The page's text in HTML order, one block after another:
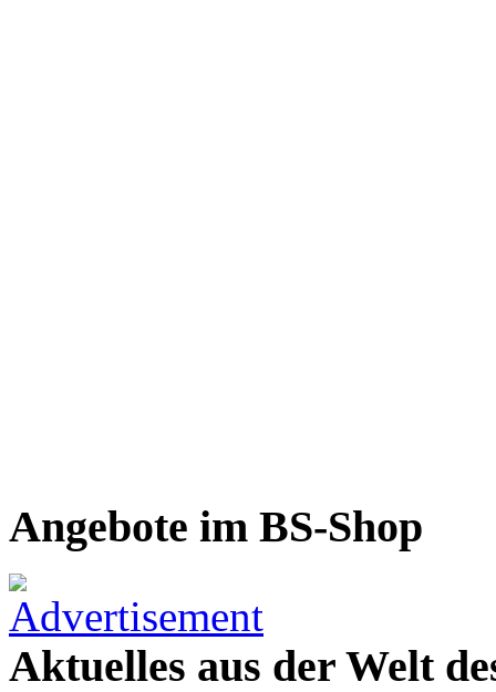
Angebote im BS-Shop
Aktuelles aus der Welt